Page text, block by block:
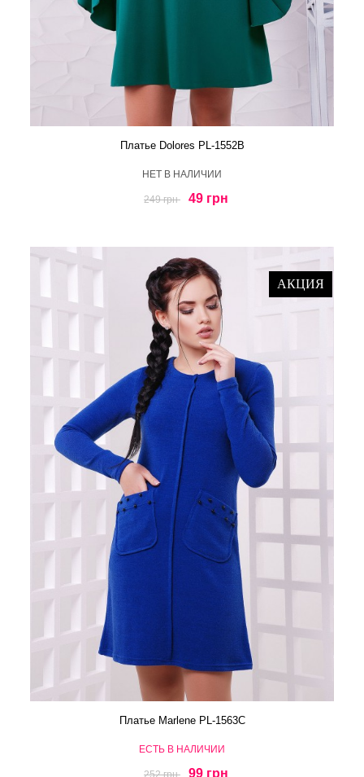
Платье Dolores PL-1552B
HЕТ В НАЛИЧИИ
249 грн 49 грн
АКЦИЯ
Платье Marlene PL-1563C
ЕСТЬ В НАЛИЧИИ
99 грн